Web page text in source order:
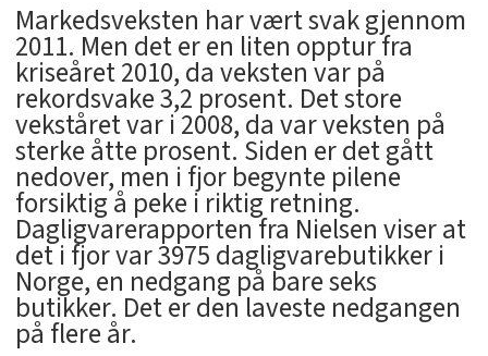
Markedsveksten har vært svak gjennom
2011. Men det er en liten opptur fra
kriseåret 2010, da veksten var på
rekordsvake 3,2 prosent. Det store
vekståret var i 2008, da var veksten på
sterke åtte prosent. Siden er det gått
nedover, men i fjor begynte pilene
forsiktig å peke i riktig retning.
Dagligvarerapporten fra Nielsen viser at
det i fjor var 3975 dagligvarebutikker i
Norge, en nedgang på bare seks
butikker. Det er den laveste nedgangen
på flere år.